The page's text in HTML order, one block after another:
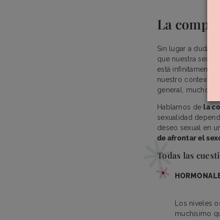
La
Sin lugar a
que nuestra
está infinitamente
nuestro contexto
general, mucho
Hablamos dela
sexualidad
deseo sexual en
de afrontar el
Todas las
Los niveles
muchísimo